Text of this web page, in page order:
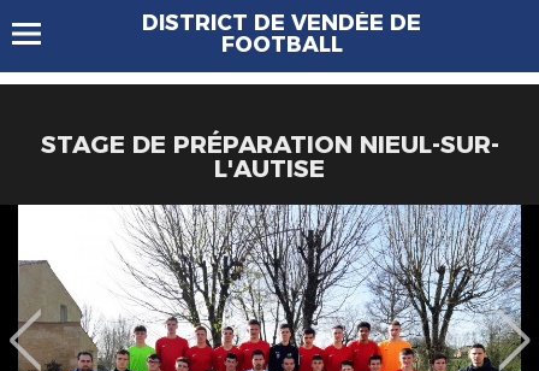
DISTRICT DE VENDÉE DE
FOOTBALL
STAGE DE PRÉPARATION NIEUL-SUR-
L'AUTISE